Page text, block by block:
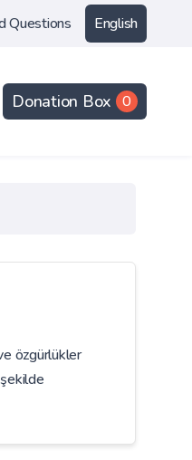
Questions English
Donation Box 0
özgürlükler